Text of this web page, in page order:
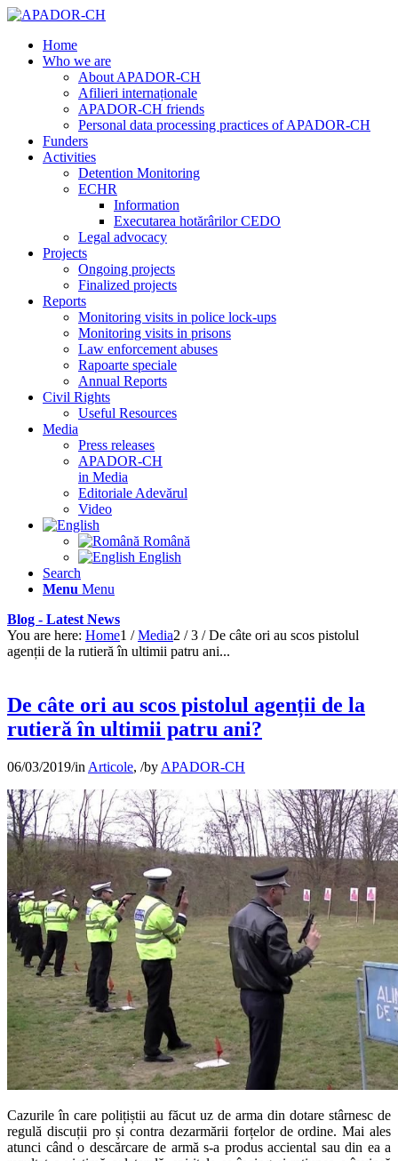
Home
Who we are
About APADOR-CH
Afilieri internaționale
APADOR-CH friends
Personal data processing practices of APADOR-CH
Funders
Activities
Detention Monitoring
ECHR
Information
Executarea hotărârilor CEDO
Legal advocacy
Projects
Ongoing projects
Finalized projects
Reports
Monitoring visits in police lock-ups
Monitoring visits in prisons
Law enforcement abuses
Rapoarte speciale
Annual Reports
Civil Rights
Useful Resources
Media
Press releases
APADOR-CH
in Media
Editoriale Adevărul
Video
Română
English
Search
Menu Menu
Blog - Latest News
You are here: Home1 / Media2 / 3 / De câte ori au scos pistolul
agenții de la rutieră în ultimii patru ani...
De câte ori au scos pistolul agenții de la
rutieră în ultimii patru ani?
06/03/2019/in Articole, /by APADOR-CH
Cazurile în care polițiștii au făcut uz de arma din dotare stârnesc de
regulă discuții pro și contra dezarmării forțelor de ordine. Mai ales
atunci când o descărcare de armă s-a produs acciental sau din ea a